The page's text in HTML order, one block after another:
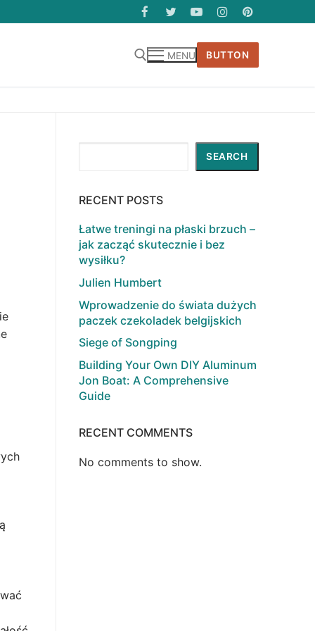
MENU BUTTON
SEARCH
RECENT POSTS
Łatwe treningi na płaski brzuch –
jak zacząć skutecznie i bez
wysiłku?
Julien Humbert
Wprowadzenie do świata dużych
paczek czekoladek belgijskich
Siege of Songping
Building Your Own DIY Aluminum
Jon Boat: A Comprehensive
Guide
RECENT COMMENTS
No comments to show.